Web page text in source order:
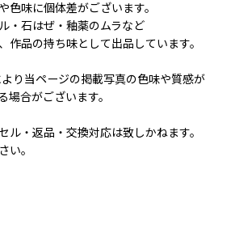
味に個体差がございます。
・石はぜ・釉薬のムラなど
作品の持ち味として出品しています。
り当ページの掲載写真の色味や質感が
場合がございます。
ル・返品・交換対応は致しかねます。
い。